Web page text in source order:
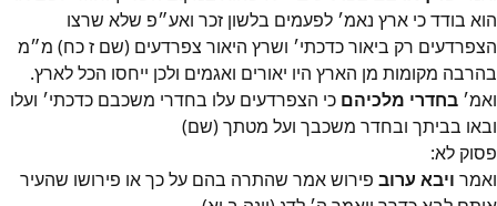
הוא בודד כי ארץ נאמ׳ לפעמים בלשון זכר ואע״פ שלא שרצו
הצפרדעים רק ביאור כדכתי׳ ושרץ היאור צפרדעים (שם ז כח) מ״מ
בהרבה מקומות מן הארץ היו יאורים ואגמים ולכן ייחסו הכל לארץ.
ואמ׳ בחדרי מלכיהם כי הצפרדעים עלו בחדרי משכבם כדכתי׳ ועלו
ובאו בביתך ובחדר משכבך ועל מטתך (שם)
פסוק לא:
ואמר ויבא ערוב פירוש אמר שהתרה בהם על כך או פירושו שהעיר